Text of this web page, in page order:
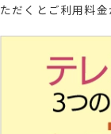
ただくとご利用料金